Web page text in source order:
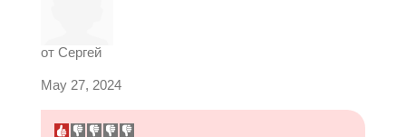
от Сергей
May 27, 2024